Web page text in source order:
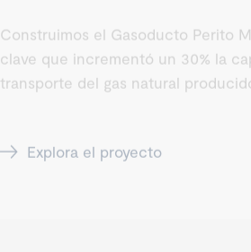
Construimos el Gasoducto Perito
clave que incrementó un 30% la
transporte del gas natural
Explora el proyecto